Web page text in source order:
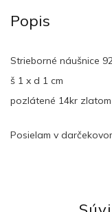
Popis
Strieborné náušnice
š 1 x d 1 cm
pozlátené 14kr zlatom
Posielam v